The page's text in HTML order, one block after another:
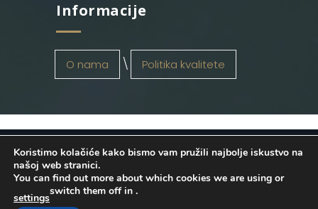
Informacije
O nama Politika kvalitete
OSATINA GRUPA d.o.o. 2026
. Configured
byINFOS Osijek. Sva prava pridržana.
Koristimo kolačiće kako bismo vam pružili najbolje iskustvo na
našoj web stranici.
You can find out more about which cookies we are using or
switch them off in
settings
.